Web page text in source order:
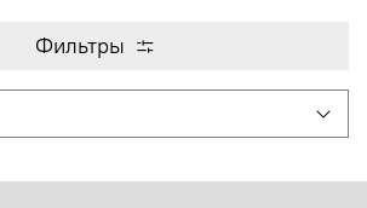
Фильтры